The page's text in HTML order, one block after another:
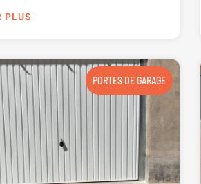
PLUS
PORTES DE GARAGE